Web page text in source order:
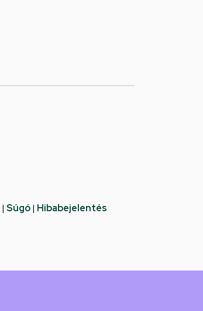
| Súgó| Hibabejelentés